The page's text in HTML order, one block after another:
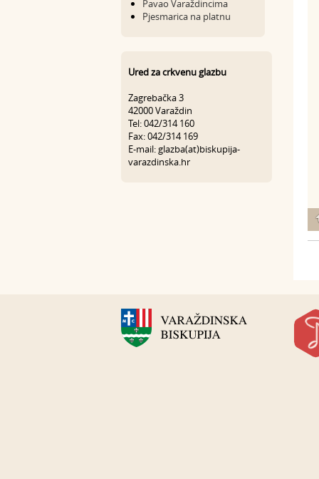
Pavao Varaždincima
Pjesmarica na platnu
Ured za crkvenu glazbu
Zagrebačka 3
42000 Varaždin
Tel: 042/314 160
Fax: 042/314 169
E-mail: glazba(at)biskupija-
varazdinska.hr